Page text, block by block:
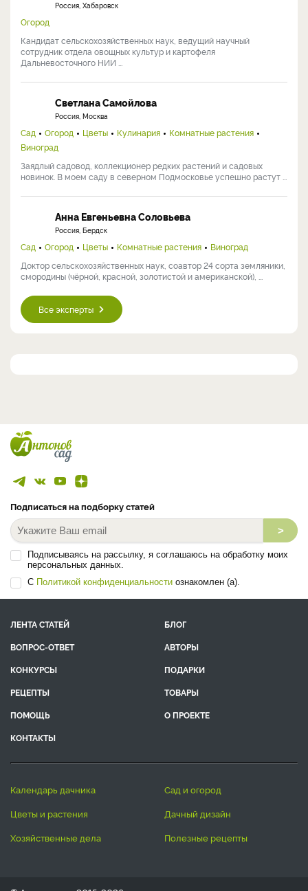
Россия, Хабаровск
Огород
Кандидат сельскохозяйственных наук, ведущий научный
сотрудник отдела овощных культур и картофеля
Дальневосточного НИИ ...
Светлана Самойлова
Россия, Москва
Сад Огород Цветы Кулинария
Комнатные растения
Виноград
Заядлый садовод, коллекционер редких растений и садовых
новинок. В моем саду в северном Подмосковье успешно растут ...
Анна Евгеньевна Соловьева
Россия, Бердск
Сад Огород Цветы Комнатные растения
Виноград
Доктор сельскохозяйственных наук, соавтор 24 сорта земляники,
смородины (чёрной, красной, золотистой и американской), ...
Все эксперты
Подписаться на подборку статей
>
Подписываясь на рассылку, я соглашаюсь на обработку моих
персональных данных.
С Политикой конфиденциальности ознакомлен (а).
ЛЕНТА СТАТЕЙ
БЛОГ
ВОПРОС-ОТВЕТ
АВТОРЫ
КОНКУРСЫ
ПОДАРКИ
РЕЦЕПТЫ
ТОВАРЫ
ПОМОЩЬ
О ПРОЕКТЕ
КОНТАКТЫ
календарь дачника
сад и огород
цветы и растения
дачный дизайн
хозяйственные дела
полезные рецепты